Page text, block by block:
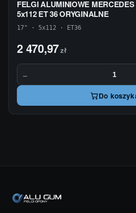
FELGI ALUMINIOWE
5x112 ET 36 ORYGINALNE
17" · 5x112 · ET36
2 470,97zł
−
Do